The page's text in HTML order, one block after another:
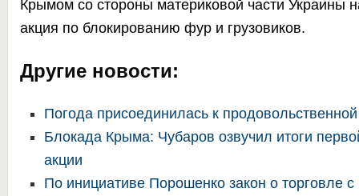
Крымом со стороны материковой части Украины
акция по блокированию фур и грузовиков.
Другие новости:
Погода присоединилась к
Блокада Крыма: Чубаров озвучил итоги
акции
По инициативе Порошенко закон о торговле